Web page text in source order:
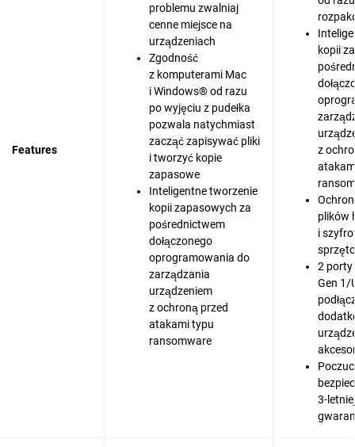
Features
problemu zwalniaj
cenne miejsce na
urządzeniach
Zgodność
z komputerami Mac
i Windows® od razu
po wyjęciu z pudełka
pozwala natychmiast
zacząć zapisywać pliki
i tworzyć kopie
zapasowe
Inteligentne tworzenie
kopii zapasowych za
pośrednictwem
dołączonego
oprogramowania do
zarządzania
urządzeniem
z ochroną przed
atakami typu
ransomware
kopii
z
plików
i
2 porty
Gen 1/
3-